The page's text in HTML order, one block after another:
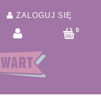
ZALOGUJ SIĘ